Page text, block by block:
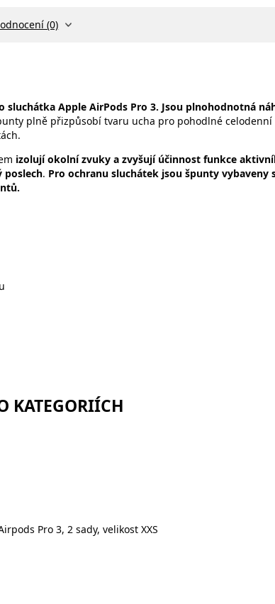
(0)
sluchátka Apple AirPods Pro 3. Jsou plnohodnotná
plně přizpůsobí tvaru ucha pro pohodlné celodenní
izolují okolní zvuky a zvyšují účinnost funkce
poslech. Pro ochranu sluchátek jsou špunty vybaveny
KATEGORIÍCH
Pro 3, 2 sady, velikost XXS